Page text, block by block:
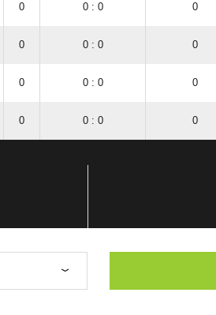
0 0 : 0 0
0 0 : 0 0
0 0 : 0 0
0 0 : 0 0